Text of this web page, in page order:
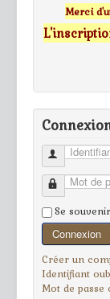
Merci
Identifiant
Mot de
Se
Connexion
Créer un
Identifiant
Mot de passe